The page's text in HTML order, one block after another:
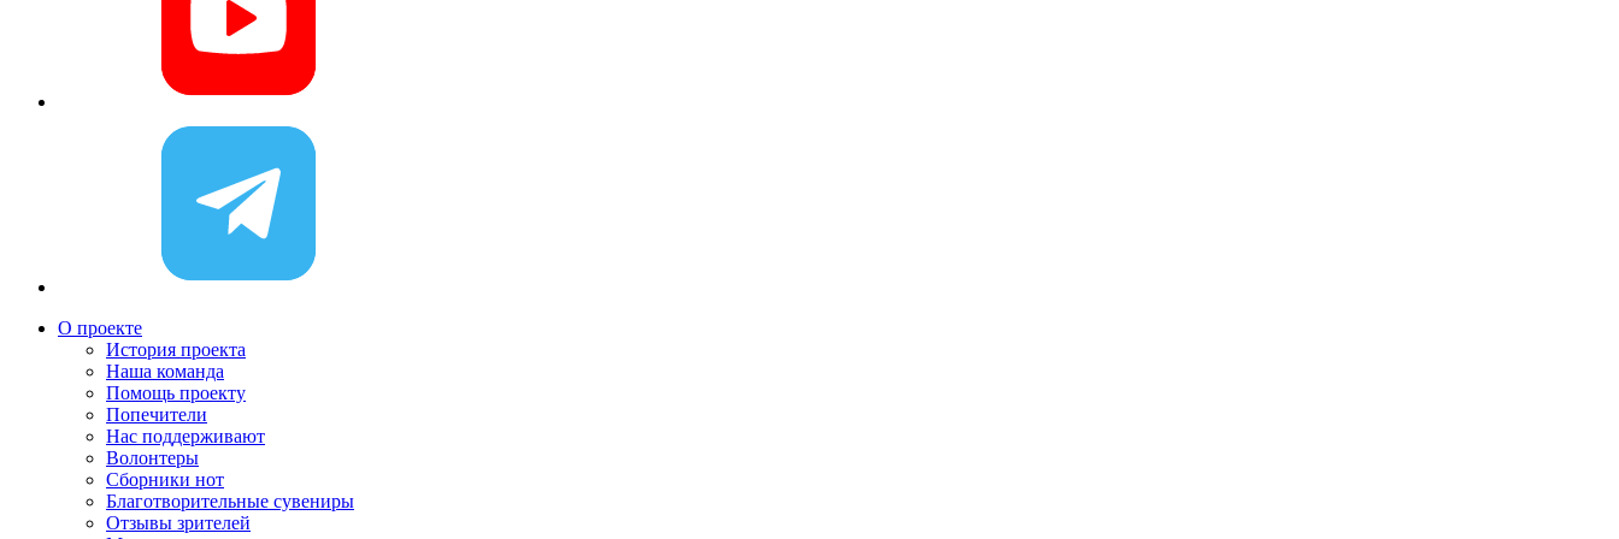
О проекте
История проекта
Наша команда
Помощь проекту
Попечители
Нас поддерживают
Волонтеры
Сборники нот
Благотворительные сувениры
Отзывы зрителей